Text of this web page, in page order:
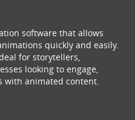
software that allows
quickly and easily.
for storytellers,
looking to engage,
with animated content.